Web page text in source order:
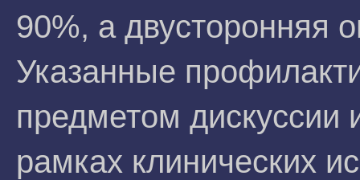
90%, а двусторонняя
Указанные
предметом дискуссии
рамках клинических